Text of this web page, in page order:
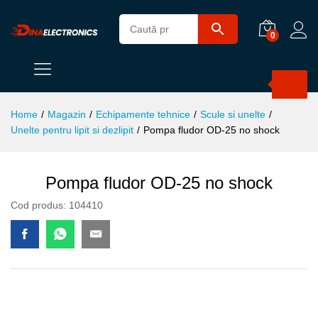
0
Home / Magazin / Echipamente tehnice / Scule si unelte /
Unelte pentru lipit si dezlipit / Pompa fludor OD-25 no shock
Pompa fludor OD-25 no shock
Cod produs: 104410